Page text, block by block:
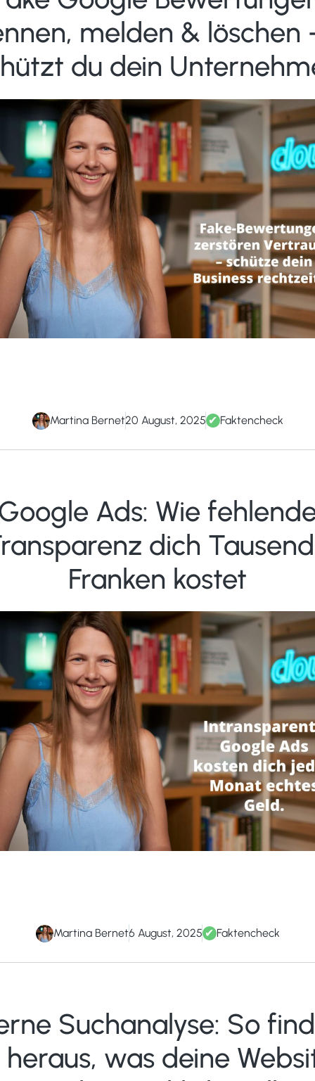
melden & löschen
du dein
Ads: Wie
dich
Franken kostet
Martina Bernet20 August, 2025 ✔ Faktencheck
Suchanalyse: So
was deine
Martina Bernet6 August, 2025 ✔ Faktencheck